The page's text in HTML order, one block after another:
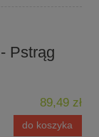
Pstrąg
89,49 zł
do koszyka